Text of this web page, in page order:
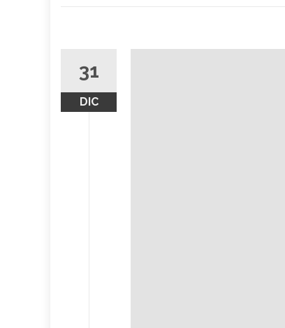
31
DIC